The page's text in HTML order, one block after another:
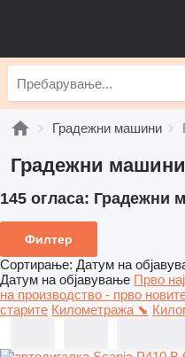
Градежни машини
Градежни
145 огласа: Градежни
Филтер
Сортирање: Датум на
Датум на објавување Прво
на производство - прво
старите Километража ⬊